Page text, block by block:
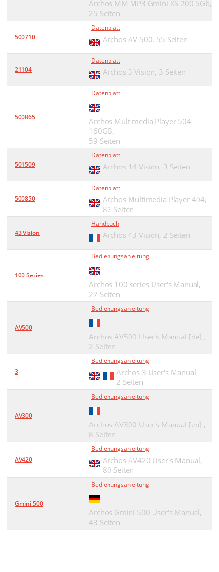
Archos MM MP3 Gmini XS 200 5Gb,
25 Seiten
500710
Datenblatt
Archos AV 500, 55 Seiten
21104
Datenblatt
Archos 3 Vision, 3 Seiten
500865
Datenblatt
Archos Multimedia Player 504
160GB,
59 Seiten
501509
Datenblatt
Archos 14 Vision, 3 Seiten
500850
Datenblatt
Archos Multimedia Player 404,
82 Seiten
43 Vision
Handbuch
Archos 43 Vision, 2 Seiten
100 Series
Bedienungsanleitung
Archos 100 series User's Manual,
27 Seiten
AV500
Bedienungsanleitung
Archos AV500 User's Manual [de] ,
2 Seiten
3
Bedienungsanleitung
Archos 3 User's Manual,
2 Seiten
AV300
Bedienungsanleitung
Archos AV300 User's Manual [en] ,
8 Seiten
AV420
Bedienungsanleitung
Archos AV420 User's Manual,
80 Seiten
Gmini 500
Bedienungsanleitung
Archos Gmini 500 User's Manual,
43 Seiten